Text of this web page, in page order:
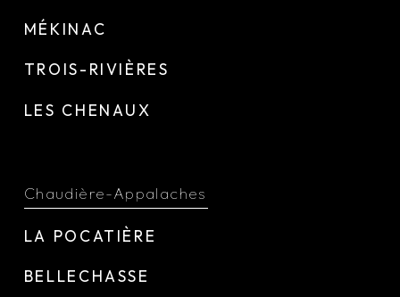
MÉKINAC
TROIS-RIVIÈRES
LES CHENAUX
Chaudière-Appalaches
LA POCATIÈRE
BELLECHASSE